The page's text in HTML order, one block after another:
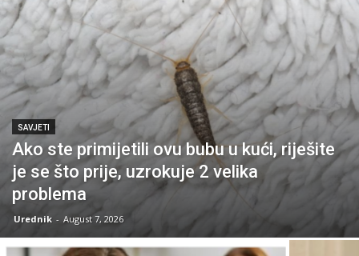
SAVJETI
Ako ste primijetili ovu bubu u kući, riješite
je se što prije, uzrokuje 2 velika
problema
Urednik - August 7, 2026